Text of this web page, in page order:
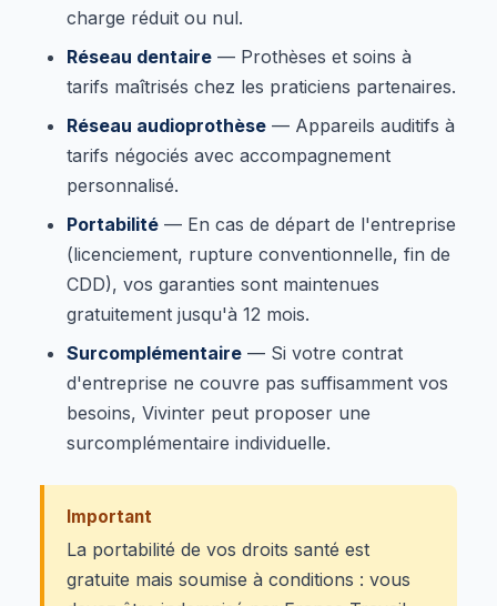
charge réduit ou nul.
Réseau dentaire — Prothèses et soins à
tarifs maîtrisés chez les praticiens partenaires.
Réseau audioprothèse — Appareils auditifs à
tarifs négociés avec accompagnement
personnalisé.
Portabilité — En cas de départ de l'entreprise
(licenciement, rupture conventionnelle, fin de
CDD), vos garanties sont maintenues
gratuitement jusqu'à 12 mois.
Surcomplémentaire — Si votre contrat
d'entreprise ne couvre pas suffisamment vos
besoins, Vivinter peut proposer une
surcomplémentaire individuelle.
Important
La portabilité de vos droits santé est
gratuite mais soumise à conditions : vous